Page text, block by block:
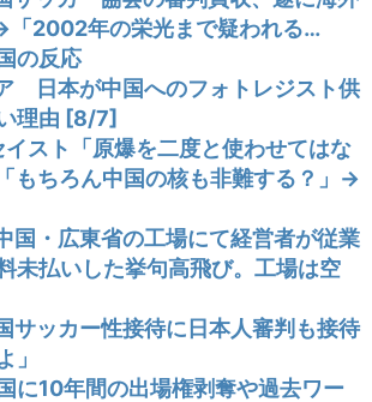
2002年の栄光まで疑われる…
の反応
日本が中国へのフォトレジスト供
理由 [8/7]
イスト「原爆を二度と使わせてはな
もちろん中国の核も非難する？」→
国・広東省の工場にて経営者が従業
未払いした挙句高飛び。工場は空
サッカー性接待に日本人審判も接待
」
に10年間の出場権剥奪や過去ワー